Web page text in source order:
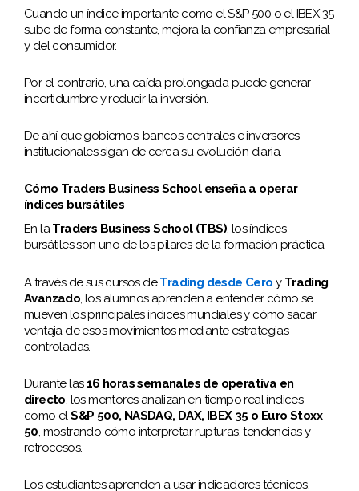
Cuando un índice importante como el S&P 500 o el IBEX 35
sube de forma constante, mejora la confianza empresarial
y del consumidor.
Por el contrario, una caída prolongada puede generar
incertidumbre y reducir la inversión.
De ahí que gobiernos, bancos centrales e inversores
institucionales sigan de cerca su evolución diaria.
Cómo Traders Business School enseña a operar
índices bursátiles
En laTraders Business School (TBS), los índices
bursátiles son uno de los pilares de la formación práctica.
A través de sus cursos deTrading desde Cero y Trading
Avanzado, los alumnos aprenden a entender cómo se
mueven los principales índices mundiales y cómo sacar
ventaja de esos movimientos mediante estrategias
controladas.
Durante las16 horas semanales de operativa en
directo, los mentores analizan en tiempo real índices
como elS&P 500, NASDAQ, DAX, IBEX 35 o Euro Stoxx
50, mostrando cómo interpretar rupturas, tendencias y
retrocesos.
Los estudiantes aprenden a usar indicadores técnicos,